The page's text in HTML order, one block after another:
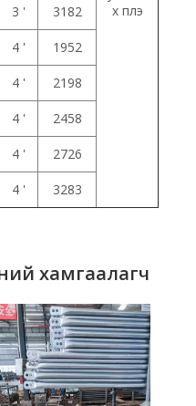
х плэ
3 '
3182
4 '
1952
4 '
2198
4 '
2458
4 '
2726
4 ' 3283
хамгаалагч